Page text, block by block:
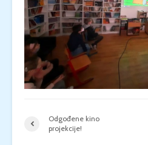
Odgođene kino
projekcije!